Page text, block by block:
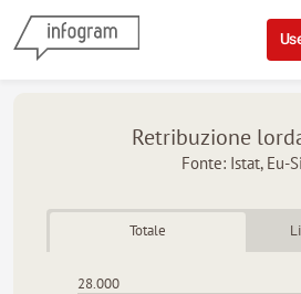
Skip to
Retribuzione
Fonte: Istat, Eu-
Totale
28.000